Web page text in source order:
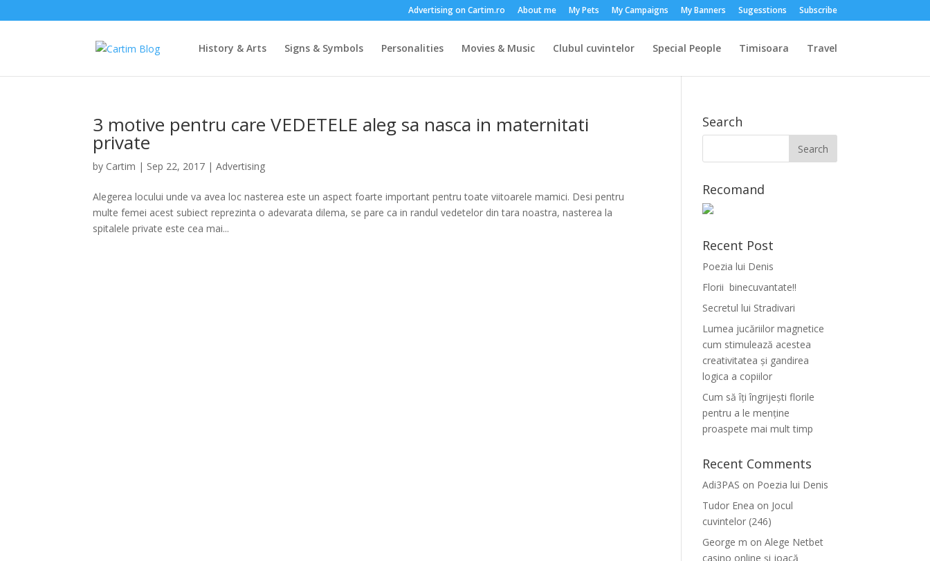
Advertising on Cartim.ro About me My Pets My Campaigns My Banners Sugesstions Subscribe
History & Arts Signs & Symbols Personalities Movies & Music Clubul cuvintelor Special People Timisoara Travel
3 motive pentru care VEDETELE aleg sa nasca in maternitati
private
by Cartim | Sep 22, 2017 |Advertising
Alegerea locului unde va avea loc nasterea este un aspect foarte important pentru toate viitoarele mamici. Desi pentru
multe femei acest subiect reprezinta o adevarata dilema, se pare ca in randul vedetelor din tara noastra, nasterea la
spitalele private este cea mai...
Search
Recomand
Recent Post
Poezia lui Denis
Florii binecuvantate!!
Secretul lui Stradivari
Lumea jucăriilor magnetice
cum stimulează acestea
creativitatea și gandirea
logica a copiilor
Cum să îți îngrijești florile
pentru a le menține
proaspete mai mult timp
Recent Comments
Adi3PAS on Poezia lui Denis
Tudor Enea on Jocul
cuvintelor (246)
George m onAlege Netbet
casino online și joacă